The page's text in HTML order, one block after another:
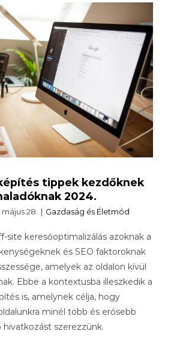
tippek kezdőknek
2024.
május 28. | Gazdaság és Életmód
site keresőoptimalizálás azoknak a
és SEO faktoroknak
amelyek az oldalon kívül
Ebbe a kontextusba illeszkedik a
is, amelynek célja, hogy
minél több és erősebb
hivatkozást szerezzünk.